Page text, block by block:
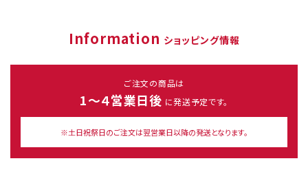
Information ショッピング情報
ご注文の商品は
1～４営業日後 に発送予定です。
※土日祝祭日のご注文は翌営業日以降の発送となります。